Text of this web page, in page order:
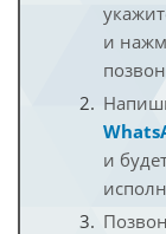
и
и